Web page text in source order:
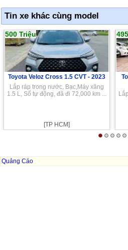
Tin xe khác cùng model
500 Triệu
Toyota Veloz Cross 1.5 CVT - 2023
Lắp ráp trong nước, Bạc,Máy xăng
1.5 L, Số tự động, đã đi 72,000 km ...
[TP HCM]
Quảng Cáo